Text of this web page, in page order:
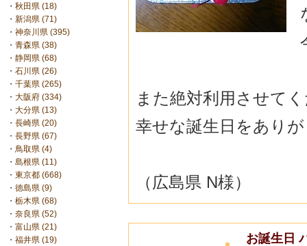
・ 秋田県 (18)
・ 新潟県 (71)
・ 神奈川県 (395)
・ 青森県 (38)
・ 静岡県 (68)
・ 石川県 (26)
・ 千葉県 (265)
・ 大阪府 (334)
・ 大分県 (13)
・ 長崎県 (20)
・ 長野県 (67)
・ 鳥取県 (4)
・ 島根県 (11)
・ 東京都 (668)
・ 徳島県 (9)
・ 栃木県 (68)
・ 奈良県 (52)
・ 富山県 (21)
・ 福井県 (19)
また絶対利用させて
幸せな誕生日をあり
（広島県 N様）
お誕生日